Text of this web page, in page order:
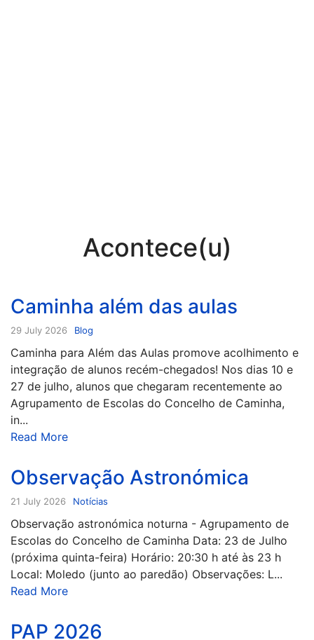
Acontece(u)
Caminha além das aulas
29 July 2026 Blog
Caminha para Além das Aulas promove acolhimento e
integração de alunos recém-chegados! Nos dias 10 e
27 de julho, alunos que chegaram recentemente ao
Agrupamento de Escolas do Concelho de Caminha,
in...
Read More
Observação Astronómica
21 July 2026 Notícias
Observação astronómica noturna - Agrupamento de
Escolas do Concelho de Caminha Data: 23 de Julho
(próxima quinta-feira) Horário: 20:30 h até às 23 h
Local: Moledo (junto ao paredão) Observações: L...
Read More
PAP 2026